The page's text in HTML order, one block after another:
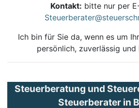
Kontakt: bitte nur per
Ich bin für Sie da, wenn es um
persönlich, zuverlässig
Steuerberatung und
Steuerberater in